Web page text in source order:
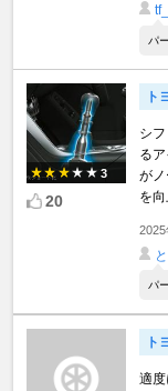
パ
3
20
ト
シ
る
が
を
2025
パ
ト
適